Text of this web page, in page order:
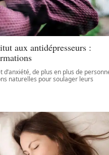
aux antidépresseurs :
d’anxiété, de plus en plus de
naturelles pour soulager leurs